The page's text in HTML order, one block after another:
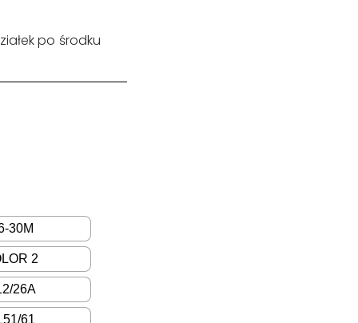
po środku
30M
2
26A
61